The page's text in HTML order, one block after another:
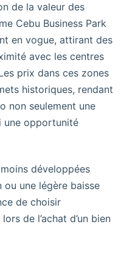
de la valeur des
Cebu Business Park
en vogue, attirant des
avec les centres
prix dans ces zones
historiques, rendant
non seulement une
une opportunité
développées
une légère baisse
de choisir
de l’achat d’un bien